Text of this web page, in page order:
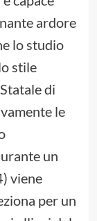
ardore
lo studio
stile
di
le
un
viene
per un